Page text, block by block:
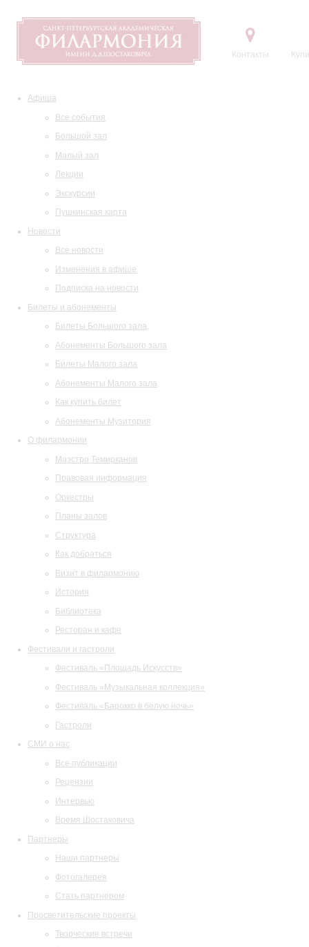
Контакты
Афиша
Все события
Большой зал
Малый зал
Лекции
Экскурсии
Пушкинская карта
Новости
Все новости
Изменения в афише
Подписка на новости
Билеты и абонементы
Билеты Большого зала
Абонементы Большого зала
Билеты Малого зала
Абонементы Малого зала
Как купить билет
Абонементы Музитория
О филармонии
Маэстро Темирканов
Правовая информация
Оркестры
Планы залов
Структура
Как добраться
Визит в филармонию
История
Библиотека
Ресторан и кафе
Фестивали и гастроли
Фестиваль «Площадь Искусств»
Фестиваль «Музыкальная коллекция»
Фестиваль «Барокко в белую ночь»
Гастроли
СМИ о нас
Все публикации
Рецензии
Интервью
Время Шостаковича
Партнеры
Наши партнеры
Фотогалерея
Стать партнером
Просветительские проекты
Творческие встречи